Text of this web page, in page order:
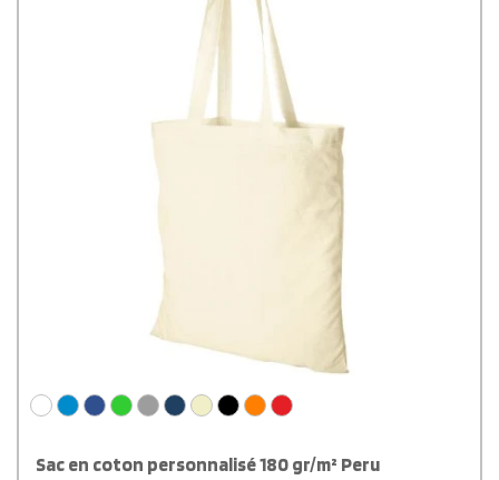
Sac en coton personnalisé 180 gr/m² Peru